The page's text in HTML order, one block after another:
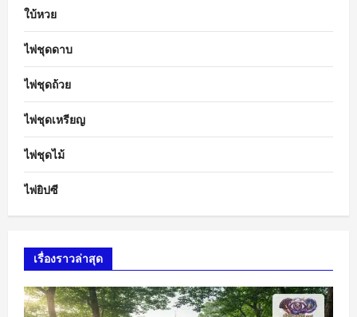
ใบ้หวย
ไพ่ชุดดาบ
ไพ่ชุดถ้วย
ไพ่ชุดเหรียญ
ไพ่ชุดไม้
ไพ่ยิปซี
เรื่องราวล่าสุด